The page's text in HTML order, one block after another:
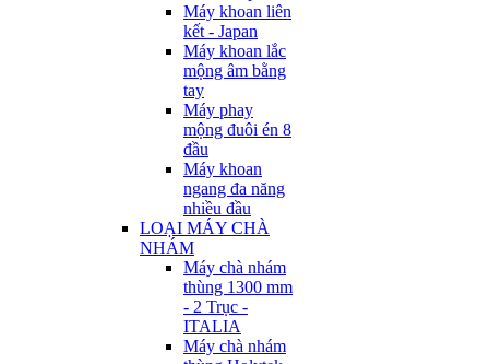
Máy khoan liên
kết - Japan
Máy khoan lắc
mộng âm bằng
tay
Máy phay
mộng đuôi én 8
đầu
Máy khoan
ngang đa năng
nhiều đầu
LOẠI MÁY CHÀ
NHÁM
Máy chà nhám
thùng 1300 mm
- 2 Trục -
ITALIA
Máy chà nhám